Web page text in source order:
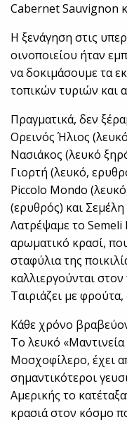
Cabernet Sauvignon
Η ξενάγηση στις
οινοποιείου ήταν
να δοκιμάσουμε τα
τοπικών τυριών και
Πραγματικά, δεν
Ορεινός Ήλιος
Νασιάκος (λευκό
Γιορτή (λευκό,
Piccolo Mondo
(ερυθρός) και
Λατρέψαμε το
αρωματικό κρασί,
σταφύλια της
καλλιεργούνται
Ταιριάζει με
Κάθε χρόνο
Το λευκό
Μοσχοφίλερο, έχει
σημαντικότεροι
Αμερικής το
κρασιά στον κόσμο